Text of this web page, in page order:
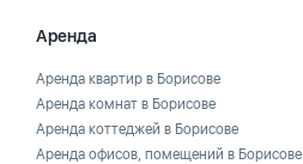
Аренда
Аренда квартир в Борисове
Аренда комнат в Борисове
Аренда коттеджей в Борисове
Аренда офисов, помещений в Борисове